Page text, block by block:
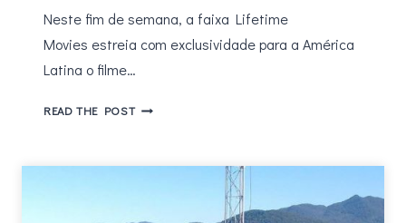
Neste fim de semana, a faixa Lifetime
Movies estreia com exclusividade para a América
Latina o filme…
READ THE POSTLIFETIME
OS